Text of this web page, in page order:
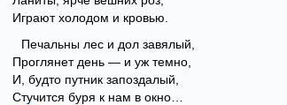
Играют холодом и кровью.
Печальны лес и дол завялый,
Проглянет день — и уж темно,
И, будто путник запоздалый,
Стучится буря к нам в окно…